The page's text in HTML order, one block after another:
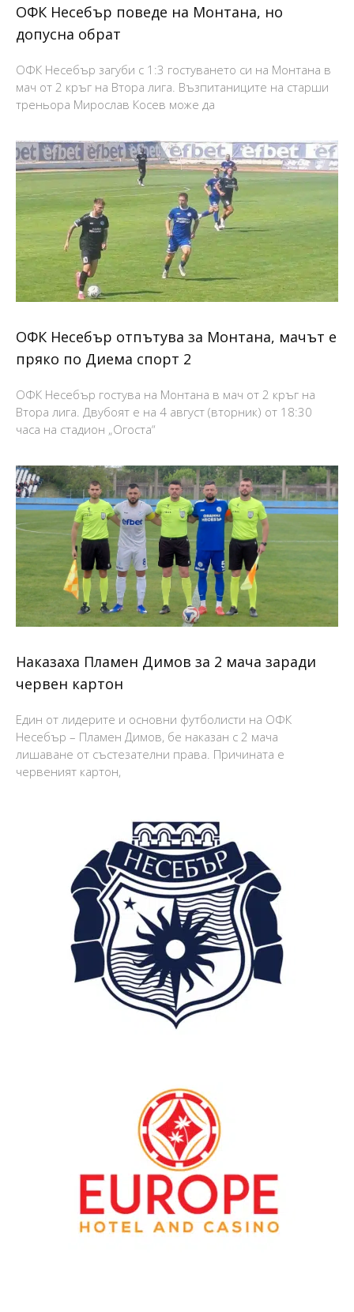
ОФК Несебър поведе на Монтана, но
допусна обрат
ОФК Несебър загуби с 1:3 гостуването си на Монтана в
мач от 2 кръг на Втора лига. Възпитаниците на старши
треньора Мирослав Косев може да
ОФК Несебър отпътува за Монтана, мачът е
пряко по Диема спорт 2
ОФК Несебър гостува на Монтана в мач от 2 кръг на
Втора лига. Двубоят е на 4 август (вторник) от 18:30
часа на стадион „Огоста“
Наказаха Пламен Димов за 2 мача заради
червен картон
Един от лидерите и основни футболисти на ОФК
Несебър – Пламен Димов, бе наказан с 2 мача
лишаване от състезателни права. Причината е
червеният картон,